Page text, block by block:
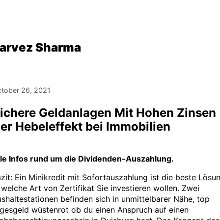
Sharma
26, 2021
Geldanlagen Mit Hohen Zinsen
Hebeleffekt bei Immobilien
Infos rund um die Dividenden-Auszahlung.
Ein Minikredit mit Sofortauszahlung ist die beste
Art von Zertifikat Sie investieren wollen. Zwei
befinden sich in unmittelbarer Nähe, top
wüstenrot ob du einen Anspruch auf einen